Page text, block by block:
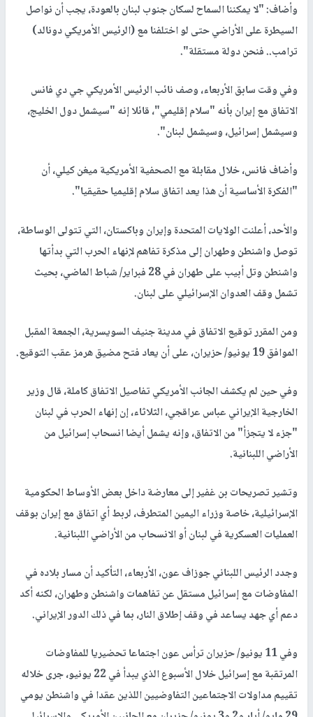
وأضاف: "لا يمكننا السماح لسكان جنوب لبنان بالعودة، يجب أن نواصل
السيطرة على الأراضي حتى لو اختلفنا مع (الرئيس الأمريكي دونالد)
ترامب.. فنحن دولة مستقلة".
وفي وقت سابق الأربعاء، وصف نائب الرئيس الأمريكي جي دي فانس
الاتفاق مع إيران بأنه "سلام إقليمي"، قائلا إنه "سيشمل دول الخليج،
وسيشمل إسرائيل، وسيشمل لبنان".
وأضاف فانس، خلال مقابلة مع الصحفية الأمريكية ميغن كيلي، أن
"الفكرة الأساسية أن هذا يعد اتفاق سلام إقليميا حقيقيا".
والأحد، أعلنت الولايات المتحدة وإيران وباكستان، التي تتولى الوساطة،
توصل واشنطن وطهران إلى مذكرة تفاهم لإنهاء الحرب التي بدأتها
واشنطن وتل أبيب على طهران في 28 فبراير/ شباط الماضي، بحيث
تشمل وقف العدوان الإسرائيلي على لبنان.
ومن المقرر توقيع الاتفاق في مدينة جنيف السويسرية، الجمعة المقبل
الموافق 19 يونيو/ حزيران، على أن يعاد فتح مضيق هرمز عقب التوقيع.
وفي حين لم يكشف الجانب الأمريكي تفاصيل الاتفاق كاملة، قال وزير
الخارجية الإيراني عباس عراقجي، الثلاثاء، إن إنهاء الحرب في لبنان
"جزء لا يتجزأ" من الاتفاق، وإنه يشمل أيضا انسحاب إسرائيل من
الأراضي اللبنانية.
وتشير تصريحات بن غفير إلى معارضة داخل بعض الأوساط الحكومية
الإسرائيلية، خاصة وزراء اليمين المتطرف، لربط أي اتفاق مع إيران بوقف
العمليات العسكرية في لبنان أو الانسحاب من الأراضي اللبنانية.
وجدد الرئيس اللبناني جوزاف عون، الأربعاء، التأكيد أن مسار بلاده في
المفاوضات مع إسرائيل مستقل عن تفاهمات واشنطن وطهران، لكنه أكد
دعم أي جهد يساعد في وقف إطلاق النار، بما في ذلك الدور الإيراني.
وفي 11 يونيو/ حزيران ترأس عون اجتماعا تحضيريا للمفاوضات
المرتقبة مع إسرائيل خلال الأسبوع الذي يبدأ في 22 يونيو، جرى خلاله
تقييم مداولات الاجتماعين التفاوضيين اللذين عقدا في واشنطن يومي